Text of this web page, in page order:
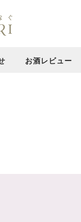
お酒レビュー